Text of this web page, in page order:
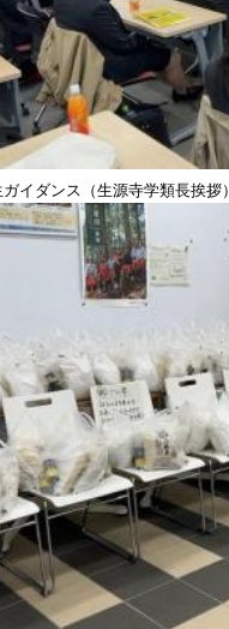
イダンス（生源寺学類長挨拶）